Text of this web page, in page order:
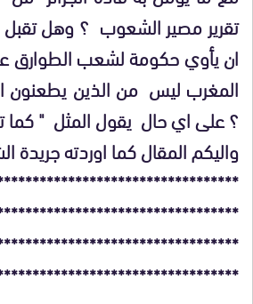
تقرير مصير الشعوب ؟ وهل تقبل
ان يأوي حكومة لشعب الطوارق
المغرب ليس من الذين يطعنون
؟ على اي حال يقول المثل " كما
واليكم المقال كما اوردته